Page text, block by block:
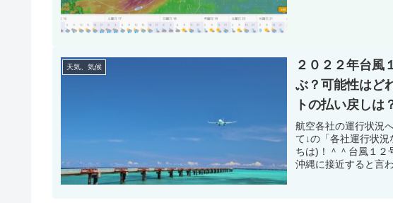
天気、気候
２０２２年台風
ぶ？可能性はど
トの払い戻しは
航空各社の運行状況
て↓の「各社運行状
ちは)！＾＾台風１２
沖縄に接近すると言